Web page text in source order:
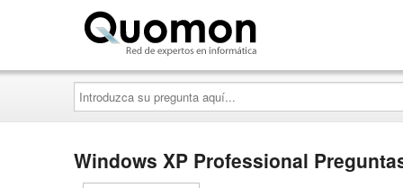
Introduzca
su
pregunta
aquí...
Windows XP Professional